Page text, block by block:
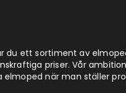
du ett sortiment av
priser. Vår
elmoped när man ställer